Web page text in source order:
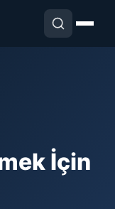
İçin